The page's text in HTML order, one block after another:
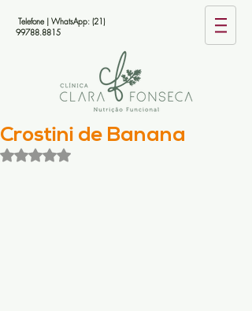
Telefone | WhatsApp: (21)
99788.8815
Crostini de Banana
Avaliado com NaN de 5 estrelas.